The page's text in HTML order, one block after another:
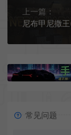
上一篇：
常见问题